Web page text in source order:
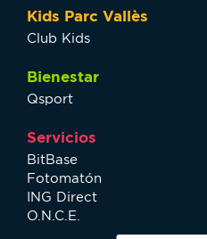
Kids Parc Vallès
Club Kids
Bienestar
Qsport
Servicios
BitBase
Fotomatón
ING Direct
O.N.C.E.